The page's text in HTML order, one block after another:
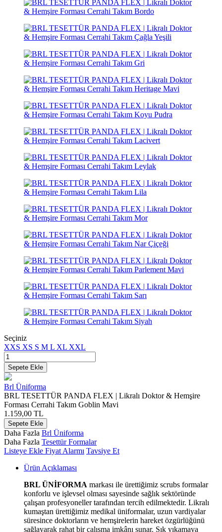
Seçiniz
XXS XS S M L XL XXL
Sepete Ekle
Brl Üniforma
BRL TESETTÜR PANDA FLEX | Likralı Doktor & Hemşire
Forması Cerrahi Takım Goblin Mavi
1.159,00 TL
Sepete Ekle
Daha Fazla Brl Üniforma
Daha Fazla Tesettür Formalar
Listeye Ekle Fiyat Alarmı Tavsiye Et
Ürün Açıklaması
BRL ÜNİFORMA markası ile ürettiğimiz scrubs formalar
konforlu ve işlevsel olması sayesinde sağlık sektöründe
çalışan profesyoneller tarafından tercih edilmektedir. Likralı
kumaştan ürettiğimiz medikal üniformalar, uzun vardiyalar
süresince doktorların ve hemşirelerin hareket özgürlüğünü
sağlayarak rahat bir çalışma imkânı sunar. Sık yıkamaya